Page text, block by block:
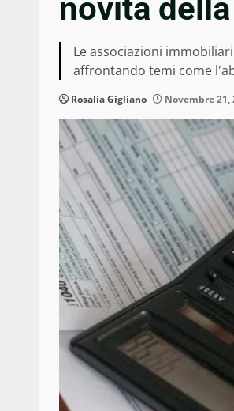
novità
Le associazioni
affrontando temi come
Rosalia Gigliano Novembre 21,